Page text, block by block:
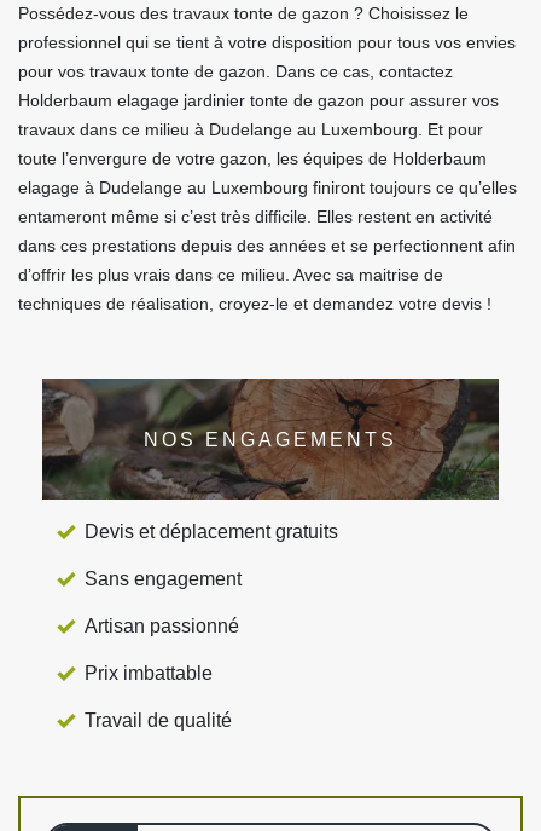
Possédez-vous des travaux tonte de gazon ? Choisissez le
professionnel qui se tient à votre disposition pour tous vos envies
pour vos travaux tonte de gazon. Dans ce cas, contactez
Holderbaum elagage jardinier tonte de gazon pour assurer vos
travaux dans ce milieu à Dudelange au Luxembourg. Et pour
toute l’envergure de votre gazon, les équipes de Holderbaum
elagage à Dudelange au Luxembourg finiront toujours ce qu’elles
entameront même si c’est très difficile. Elles restent en activité
dans ces prestations depuis des années et se perfectionnent afin
d’offrir les plus vrais dans ce milieu. Avec sa maitrise de
techniques de réalisation, croyez-le et demandez votre devis !
NOS ENGAGEMENTS
Devis et déplacement gratuits
Sans engagement
Artisan passionné
Prix imbattable
Travail de qualité